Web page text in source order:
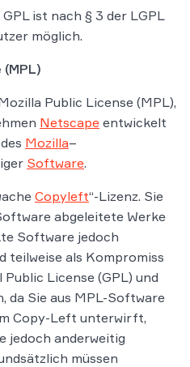
ist nach § 3 der LGPL
möglich.
Public License (MPL),
Netscape entwickelt
Mozilla–
Software.
Copyleft“-Lizenz. Sie
abgeleitete Werke
Software jedoch
teilweise als Kompromiss
License (GPL) und
da Sie aus MPL-Software
Copy-Left unterwirft,
jedoch anderweitig
müssen